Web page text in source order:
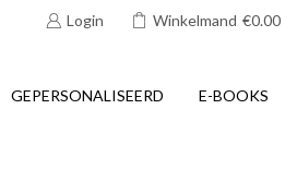
Login Winkelmand €0.00
GEPERSONALISEERD E-BOOKS